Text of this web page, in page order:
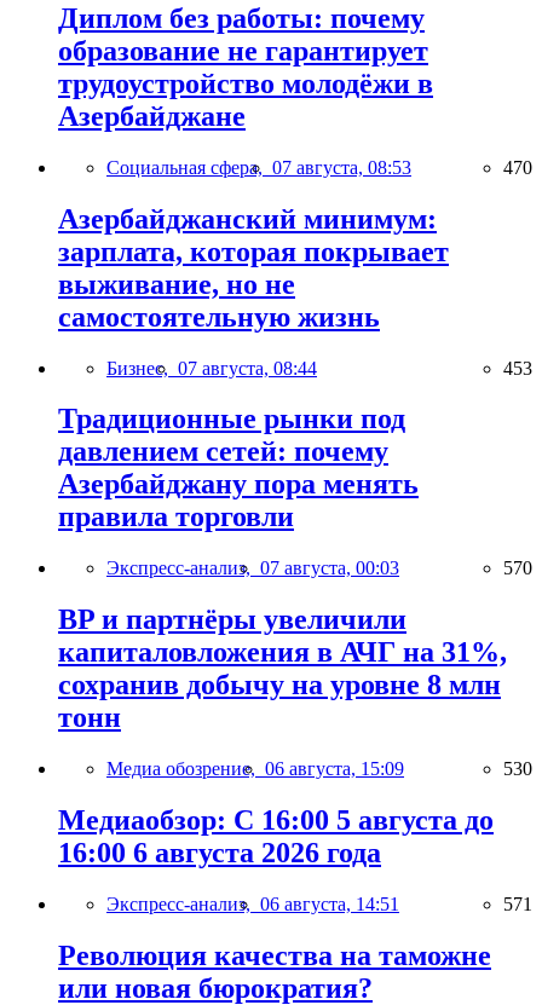
Диплом без работы: почему
образование не гарантирует
трудоустройство молодёжи в
Азербайджане
Социальная сфера, 07 августа, 08:53 470
Азербайджанский минимум:
зарплата, которая покрывает
выживание, но не
самостоятельную жизнь
Бизнес, 07 августа, 08:44 453
Традиционные рынки под
давлением сетей: почему
Азербайджану пора менять
правила торговли
Экспресс-анализ, 07 августа, 00:03 570
BP и партнёры увеличили
капиталовложения в АЧГ на 31%,
сохранив добычу на уровне 8 млн
тонн
Медиа обозрение, 06 августа, 15:09 530
Медиаобзор: С 16:00 5 августа до
16:00 6 августа 2026 года
Экспресс-анализ, 06 августа, 14:51 571
Революция качества на таможне
или новая бюрократия?